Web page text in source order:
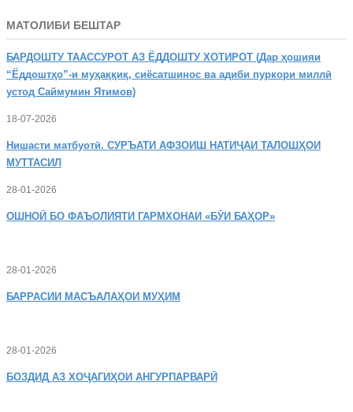
МАТОЛИБИ БЕШТАР
БАРДОШТУ ТААССУРОТ АЗ ЁДДОШТУ ХОТИРОТ (Дар ҳошияи
“Ёддоштҳо”-и муҳаққиқ, сиёсатшинос ва адиби пуркори миллӣ
устод Саймумин Ятимов)
18-07-2026
Нишасти матбуотӣ. СУРЪАТИ АФЗОИШ НАТИҶАИ ТАЛОШҲОИ
МУТТАСИЛ
28-01-2026
ОШНОӢ БО ФАЪОЛИЯТИ ГАРМХОНАИ «БӮИ БАҲОР»
28-01-2026
БАРРАСИИ МАСЪАЛАҲОИ МУҲИМ
28-01-2026
БОЗДИД АЗ ХОҶАГИҲОИ АНГУРПАРВАРӢ